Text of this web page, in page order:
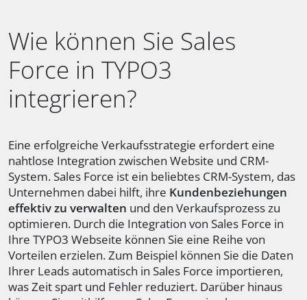
Wie können Sie Sales
Force in TYPO3
integrieren?
Eine erfolgreiche Verkaufsstrategie erfordert eine
nahtlose Integration zwischen Website und CRM-
System. Sales Force ist ein beliebtes CRM-System, das
Unternehmen dabei hilft, ihre Kundenbeziehungen
effektiv zu verwalten und den Verkaufsprozess zu
optimieren. Durch die Integration von Sales Force in
Ihre TYPO3 Webseite können Sie eine Reihe von
Vorteilen erzielen. Zum Beispiel können Sie die Daten
Ihrer Leads automatisch in Sales Force importieren,
was Zeit spart und Fehler reduziert. Darüber hinaus